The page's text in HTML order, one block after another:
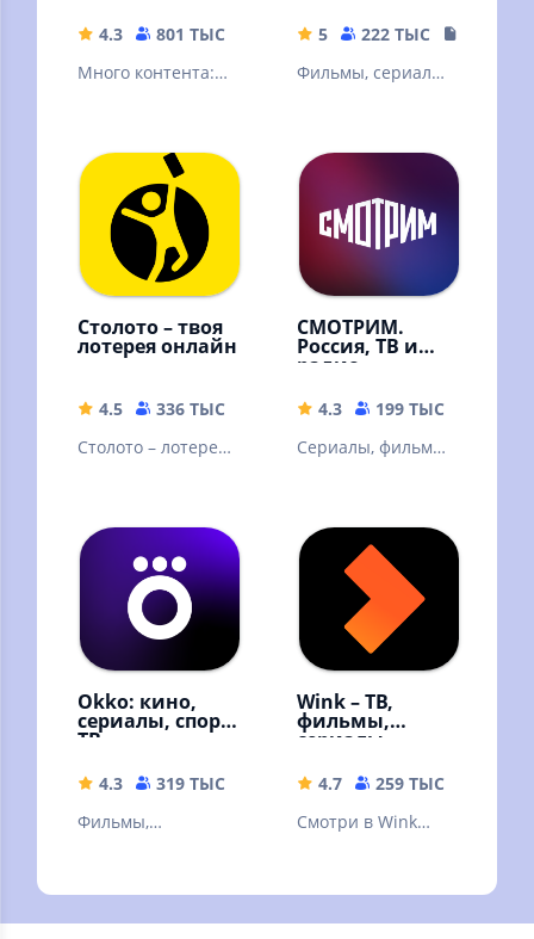
4.3 801 ТЫС
42.88 MB
Много контента:
прямые эфиры,
сериалы и шоу
5 222 ТЫС
Фильмы, сериалы
Столото – твоя
лотерея онлайн
4.5 336 ТЫС
77.21 MB
Столото – лотерея,
лото и другие
лотереи
СМОТРИМ.
Россия, ТВ и
радио
4.3 199 ТЫС
Сериалы, фильмы,
новости
Okko: кино,
сериалы, спорт,
ТВ
4.3 319 ТЫС
49.9 MB
Фильмы,
мультфильмы и ТВ-
каналы онлайн в
Wink – ТВ,
фильмы,
сериалы
4.7 259 ТЫС
Смотри в Wink
мультфильмы и ТВ
каналы